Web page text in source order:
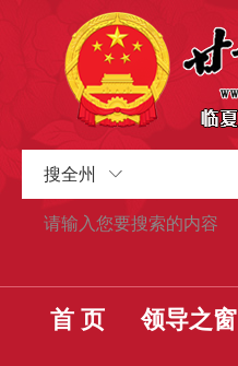
搜全州
首 页 领导之窗